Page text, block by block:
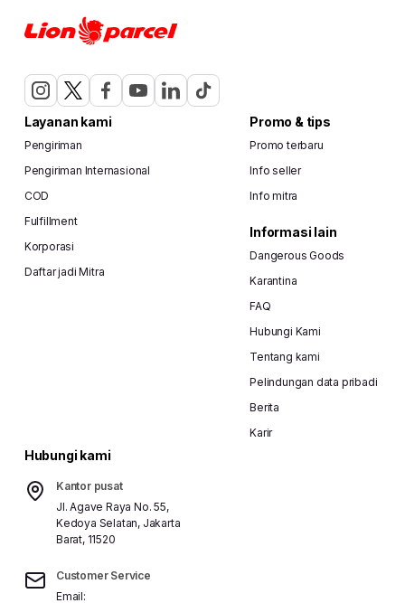
Layanan kami
Pengiriman
Pengiriman Internasional
COD
Fulfillment
Korporasi
Daftar jadi Mitra
Promo & tips
Promo terbaru
Info seller
Info mitra
Informasi lain
Dangerous Goods
Karantina
FAQ
Hubungi Kami
Tentang kami
Pelindungan data pribadi
Berita
Karir
Hubungi kami
Kantor pusat
Jl. Agave Raya No. 55,
Kedoya Selatan, Jakarta
Barat, 11520
Customer Service
Email: